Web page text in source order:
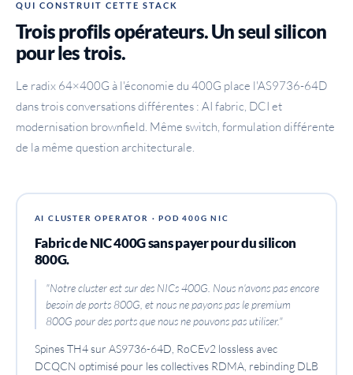
QUI CONSTRUIT CETTE STACK
Trois profils opérateurs. Un seul silicon
pour les trois.
Le radix 64×400G à l'économie du 400G place l'AS9736-64D
dans trois conversations différentes : AI fabric, DCI et
modernisation brownfield. Même switch, formulation différente
de la même question architecturale.
AI CLUSTER OPERATOR · POD 400G NIC
Fabric de NIC 400G sans payer pour du silicon
800G.
"Notre cluster est sur des NICs 400G. Nous n'avons pas encore
besoin de ports 800G, et nous ne payons pas le premium
800G pour des ports que nous ne pouvons pas utiliser."
Spines TH4 sur AS9736-64D, RoCEv2 lossless avec
DCQCN optimisé pour les collectives RDMA, rebinding DLB